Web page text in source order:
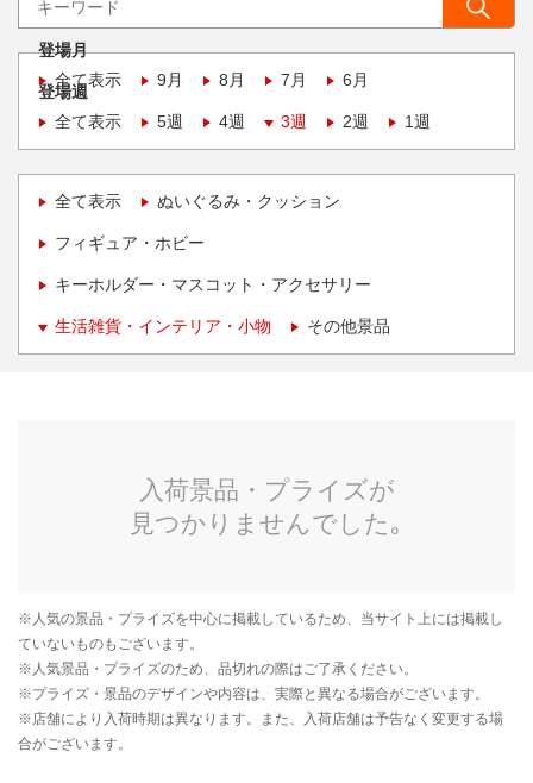
登場月
全て表示
9月 8月 7月 6月
登場週
全て表示
5週 4週 3週 2週 1週
全て表示 ぬいぐるみ・クッション
フィギュア・ホビー
キーホルダー・マスコット・アクセサリー
生活雑貨・インテリア・小物 その他景品